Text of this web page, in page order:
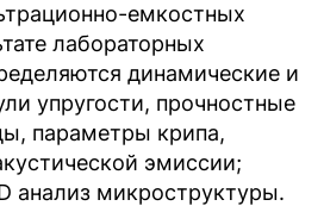
емкостных
лабораторных
динамические и
упругости, прочностные
параметры крипа,
эмиссии;
анализ микроструктуры.